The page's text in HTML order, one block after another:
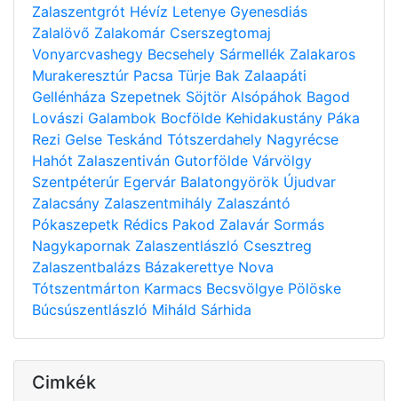
Zalaszentgrót Hévíz Letenye Gyenesdiás
Zalalövő Zalakomár Cserszegtomaj
Vonyarcvashegy Becsehely Sármellék Zalakaros
Murakeresztúr Pacsa Türje Bak Zalaapáti
Gellénháza Szepetnek Söjtör Alsópáhok Bagod
Lovászi Galambok Bocfölde Kehidakustány Páka
Rezi Gelse Teskánd Tótszerdahely Nagyrécse
Hahót Zalaszentiván Gutorfölde Várvölgy
Szentpéterúr Egervár Balatongyörök Újudvar
Zalacsány Zalaszentmihály Zalaszántó
Pókaszepetk Rédics Pakod Zalavár Sormás
Nagykapornak Zalaszentlászló Csesztreg
Zalaszentbalázs Bázakerettye Nova
Tótszentmárton Karmacs Becsvölgye Pölöske
Búcsúszentlászló Miháld Sárhida
Cimkék